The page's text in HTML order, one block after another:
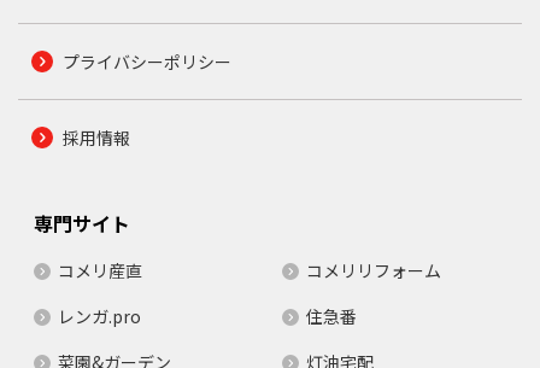
プライバシーポリシー
採用情報
専門サイト
コメリ産直
コメリリフォーム
レンガ.pro
住急番
菜園&ガーデン
灯油宅配